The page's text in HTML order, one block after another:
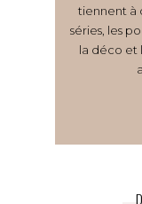
tiennent à
séries, les
la déco et